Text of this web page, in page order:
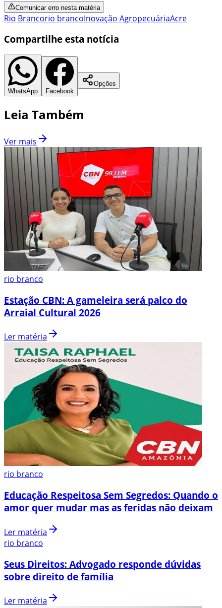
Comunicar erro nesta matéria
Rio Brancorio brancoInovação AgropecuáriaAcre
Compartilhe esta notícia
WhatsApp Facebook
Opções
Leia Também
Ver mais
rio branco
Estação CBN: A gameleira será palco do
Arraial Cultural 2026
Ler matéria
rio branco
Educação Respeitosa Sem Segredos: Quando o
amor quer mudar mas as feridas não deixam
Ler matéria
rio branco
Seus Direitos: Advogado responde dúvidas
sobre direito de família
Ler matéria